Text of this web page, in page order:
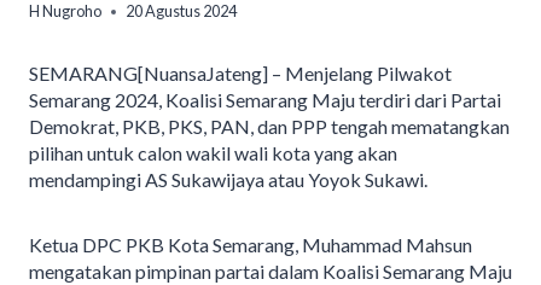
H Nugroho 20 Agustus 2024
SEMARANG[NuansaJateng] – Menjelang Pilwakot
Semarang 2024, Koalisi Semarang Maju terdiri dari Partai
Demokrat, PKB, PKS, PAN, dan PPP tengah mematangkan
pilihan untuk calon wakil wali kota yang akan
mendampingi AS Sukawijaya atau Yoyok Sukawi.
Ketua DPC PKB Kota Semarang, Muhammad Mahsun
mengatakan pimpinan partai dalam Koalisi Semarang Maju